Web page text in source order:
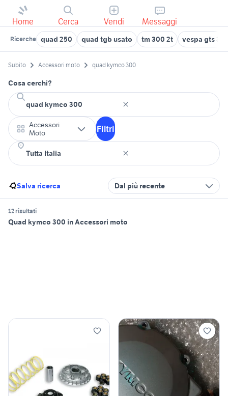
Home Cerca Vendi Messaggi
Ricerche quad 250 quad tgb usato tm 300 2t vespa gts
Subito Accessori moto quad kymco 300
Cosa cerchi?
Accessori
Moto
Filtri
Salva ricerca Dal più recente
12 risultati
Quad kymco 300 in Accessori moto